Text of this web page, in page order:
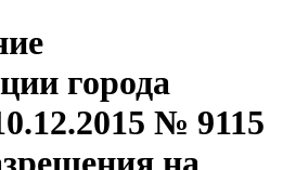
города
№ 9115